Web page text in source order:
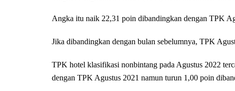
Angka itu naik 22,31 poin dibandingkan dengan TPK
Jika dibandingkan dengan bulan sebelumnya, TPK
TPK hotel klasifikasi nonbintang pada Agustus 2022
dengan TPK Agustus 2021 namun turun 1,00 poin